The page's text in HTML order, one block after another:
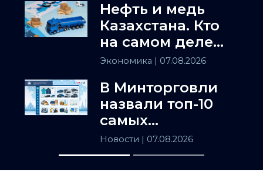
Нефть и медь
Казахстана. Кто
на самом деле
держит
Азию
Экономика | 07.08.2026
В Минторговли
назвали топ-10
самых
популярных
товаров в
Казахстане
Новости | 07.08.2026